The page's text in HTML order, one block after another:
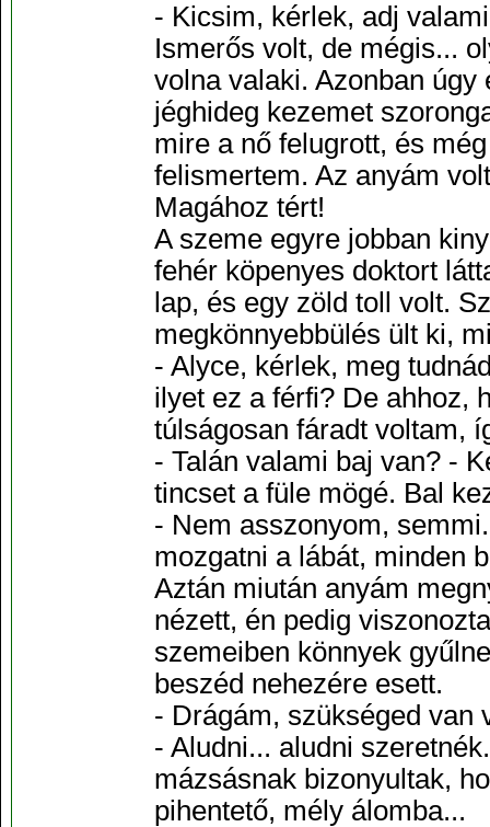
- Kicsim, kérlek, adj
Ismerős volt, de mégis...
volna valaki. Azonban
jéghideg kezemet
mire a nő felugrott, és
felismertem. Az anyám
Magához tért!
A szeme egyre jobban
fehér köpenyes doktort
lap, és egy zöld toll volt.
megkönnyebbülés ült ki,
- Alyce, kérlek, meg
ilyet ez a férfi? De ahhoz,
túlságosan fáradt voltam,
- Talán valami baj van? -
tincset a füle mögé. Bal
- Nem asszonyom,
mozgatni a lábát, minden
Aztán miután anyám
nézett, én pedig
szemeiben könnyek
beszéd nehezére esett.
- Drágám, szükséged van
- Aludni... aludni
mázsásnak bizonyultak,
pihentető, mély álomba...